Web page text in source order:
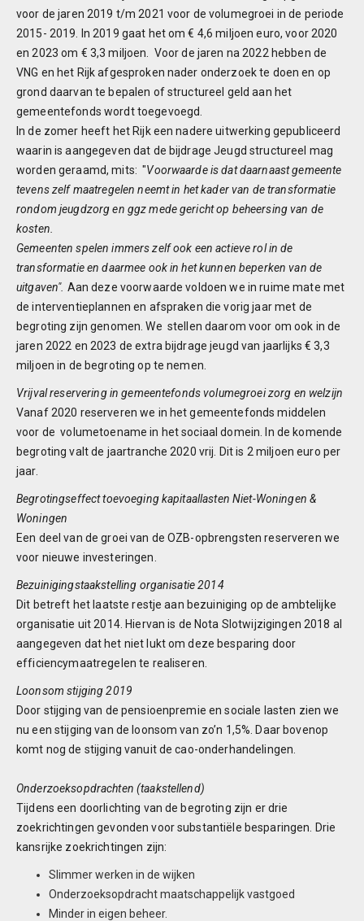
voor de jaren 2019 t/m 2021 voor de volumegroei in de periode
2015- 2019. In 2019 gaat het om € 4,6 miljoen euro, voor 2020
en 2023 om € 3,3 miljoen. Voor de jaren na 2022 hebben de
VNG en het Rijk afgesproken nader onderzoek te doen en op
grond daarvan te bepalen of structureel geld aan het
gemeentefonds wordt toegevoegd.
In de zomer heeft het Rijk een nadere uitwerking gepubliceerd
waarin is aangegeven dat de bijdrage Jeugd structureel mag
worden geraamd, mits: "Voorwaarde is dat daarnaast gemeente
tevens zelf maatregelen neemt in het kader van de transformatie
rondom jeugdzorg en ggz mede gericht op beheersing van de
kosten.
Gemeenten spelen immers zelf ook een actieve rol in de
transformatie en daarmee ook in het kunnen beperken van de
uitgaven". Aan deze voorwaarde voldoen we in ruime mate met
de interventieplannen en afspraken die vorig jaar met de
begroting zijn genomen. We stellen daarom voor om ook in de
jaren 2022 en 2023 de extra bijdrage jeugd van jaarlijks € 3,3
miljoen in de begroting op te nemen.
Vrijval reservering in gemeentefonds volumegroei zorg en welzijn
Vanaf 2020 reserveren we in het gemeentefonds middelen
voor de volumetoename in het sociaal domein. In de komende
begroting valt de jaartranche 2020 vrij. Dit is 2 miljoen euro per
jaar.
Begrotingseffect toevoeging kapitaallasten Niet-Woningen &
Woningen
Een deel van de groei van de OZB-opbrengsten reserveren we
voor nieuwe investeringen.
Bezuinigingstaakstelling organisatie 2014
Dit betreft het laatste restje aan bezuiniging op de ambtelijke
organisatie uit 2014. Hiervan is de Nota Slotwijzigingen 2018 al
aangegeven dat het niet lukt om deze besparing door
efficiencymaatregelen te realiseren.
Loonsom stijging 2019
Door stijging van de pensioenpremie en sociale lasten zien we
nu een stijging van de loonsom van zo’n 1,5%. Daar bovenop
komt nog de stijging vanuit de cao-onderhandelingen.
Onderzoeksopdrachten (taakstellend)
Tijdens een doorlichting van de begroting zijn er drie
zoekrichtingen gevonden voor substantiële besparingen. Drie
kansrijke zoekrichtingen zijn:
Slimmer werken in de wijken
Onderzoeksopdracht maatschappelijk vastgoed
Minder in eigen beheer.